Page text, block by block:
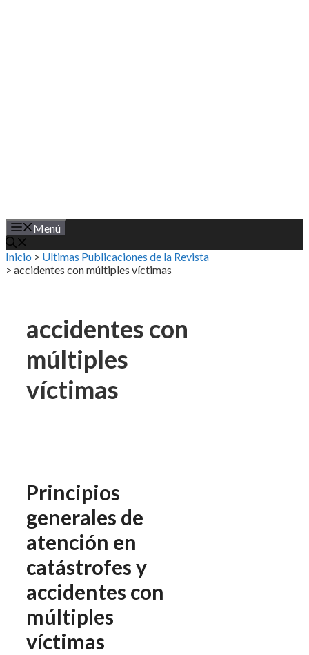
Menú
Inicio > Ultimas Publicaciones de la Revista
> accidentes con múltiples víctimas
accidentes con
múltiples
víctimas
Principios
generales de
atención en
catástrofes y
accidentes con
múltiples
víctimas